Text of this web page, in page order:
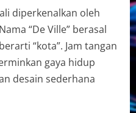
diperkenalkan oleh
“De Ville” berasal
“kota”. Jam tangan
gaya hidup
desain sederhana